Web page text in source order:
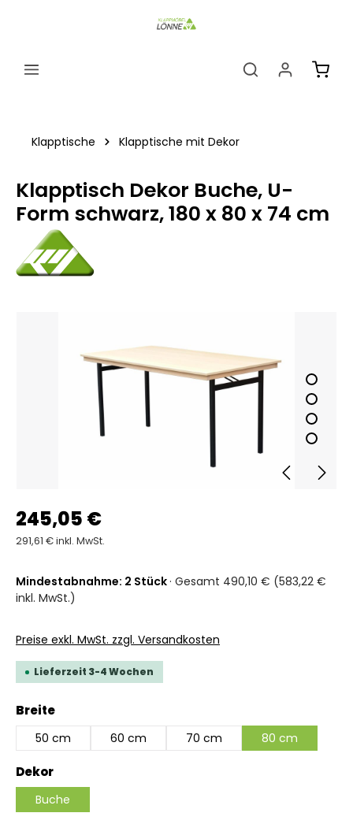
Klapptische Klapptische mit Dekor
Klapptisch Dekor Buche, U-
Form schwarz, 180 x 80 x 74 cm
245,05 €
291,61 € inkl. MwSt.
Mindestabnahme: 2 Stück · Gesamt 490,10 € (583,22 €
inkl. MwSt.)
Preise exkl. MwSt. zzgl. Versandkosten
Lieferzeit 3-4 Wochen
Breiteauswählen
50 cm 60 cm 70 cm 80 cm
Dekorauswählen
Buche